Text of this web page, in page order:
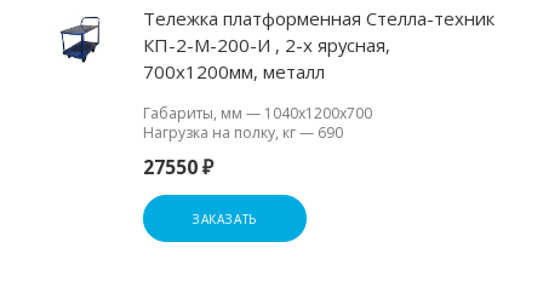
Тележка платформенная Стелла-техник
КП-2-М-200-И , 2-х ярусная,
700х1200мм, металл
Габариты, мм — 1040х1200х700
Нагрузка на полку, кг— 690
27550 ₽
ЗАКАЗАТЬ